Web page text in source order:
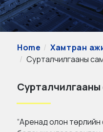
Home
Хамтран
Сурталчилгааны
Сурталчилгааны
“Аренад олон төрлийн